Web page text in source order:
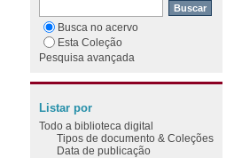
Busca no acervo
Esta Coleção
Pesquisa avançada
Listar por
Todo a biblioteca digital
Tipos de documento & Coleções
Data de publicação